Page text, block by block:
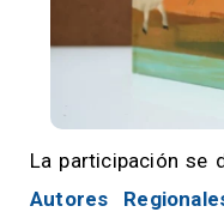
La participación se
Autores